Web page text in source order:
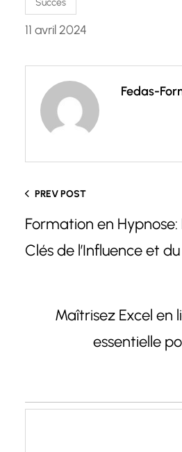
Succès
11 avril 2024
Fedas-
PREV POST
Formation en Hypnose:
Clés de l’Influence et
Maîtrisez Excel en
essentielle